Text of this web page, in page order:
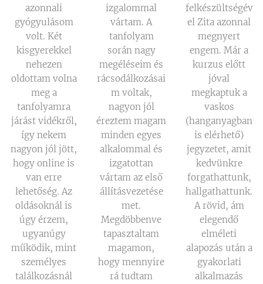
azonnali
gyógyulásom
volt. Két
kisgyerekkel
nehezen
oldottam volna
meg a
tanfolyamra
járást vidékről,
így nekem
nagyon jól jött,
hogy online is
van erre
lehetőség. Az
oldásoknál is
úgy érzem,
ugyanúgy
működik, mint
személyes
találkozásnál
izgalommal
vártam. A
tanfolyam
során nagy
megéléseim és
rácsodálkozásai
m voltak,
nagyon jól
éreztem magam
minden egyes
alkalommal és
izgatottan
vártam az első
állításvezetése
met.
Megdöbbenve
tapasztaltam
magamon,
hogy mennyire
rá tudtam
felkészültségév
el Zita azonnal
megnyert
engem. Már a
kurzus előtt
jóval
megkaptuk a
vaskos
(hanganyagban
is elérhető)
jegyzetet, amit
kedvünkre
forgathattunk,
hallgathattunk.
A rövid, ám
elegendő
elméleti
alapozás után a
gyakorlati
alkalmazás